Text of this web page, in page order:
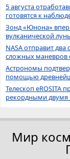
5 августа
готовятся к
Зонд «Юнона»
вулканической
NASA отправит
сложных маневров
Астрономы
помощью
Телескоп eROSITA
рекордными
Мир